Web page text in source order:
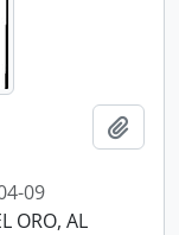
09
ORO, AL